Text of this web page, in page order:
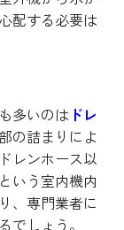
配する必要は
多いのは ドレ
の詰まりによ
レンホース以
いう室内機内
、専門業者に
でしょう。